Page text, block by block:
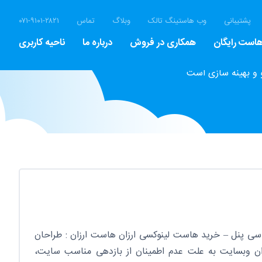
ناحیه کاربری درباره ما همکاری در فروش رایگان
۰۷۱-۹۱۰۱-۲۸۲۱ تماس وبلاگ وب هاستینگ تالک پشتیبانی
و بهینه سازی است
پنل – خرید هاست لینوکسی ارزان هاست ارزان : طراحان
وبسایت به علت عدم اطمینان از بازدهی مناسب سایت،